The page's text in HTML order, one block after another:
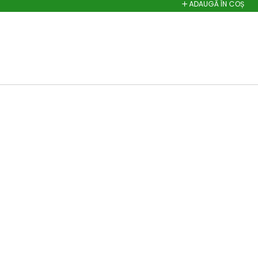
ADAUGĂ ÎN COȘ